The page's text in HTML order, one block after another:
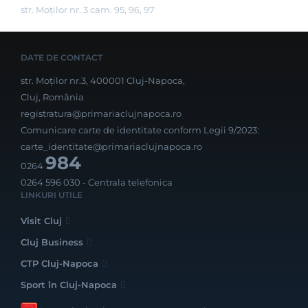
str. Moților nr. 3 cam. 95, 96, 97
DATE DE CONTACT
str. Moților nr.3, 400001 Cluj-Napoca,
Cluj, România
registratura@primariaclujnapoca.ro
Comunicare carte de identitate conform Legii 9/2023:
carte_identitate@primariaclujnapoca.ro
0264984
0264 596 030 - Centrala telefonica
LINKURI UTILE
Visit Cluj
Cluj Business
CTP Cluj-Napoca
Sport în Cluj-Napoca